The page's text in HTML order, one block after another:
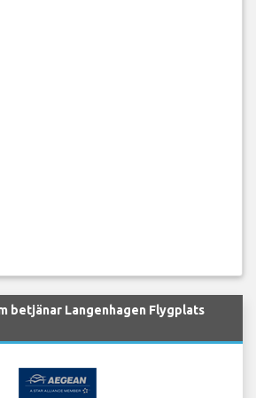
betjänar Langenhagen Flygplats